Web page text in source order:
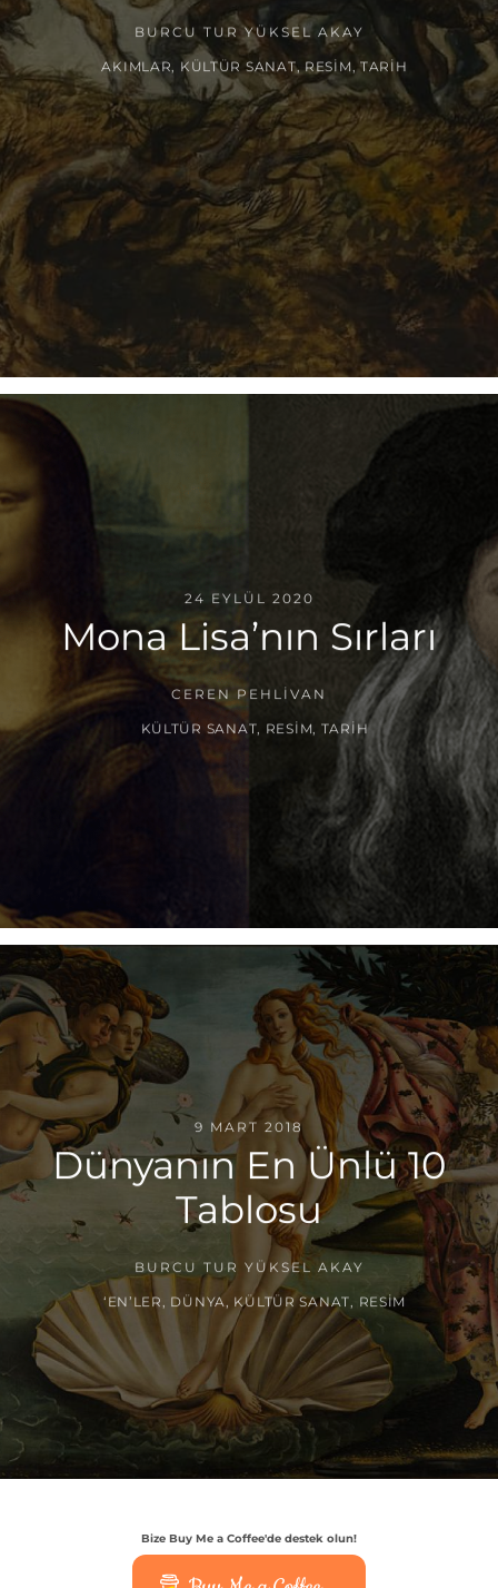
BURCU TUR YÜKSEL AKAY
AKIMLAR, KÜLTÜR SANAT, RESIM ,TARIH
24 EYLÜL 2020
Mona Lisa’nın Sırları
CEREN PEHLIVAN
KÜLTÜR SANAT RESIM TARIH
9 MART 2018
Dünyanın En Ünlü 10
Tablosu
BURCU TUR YÜKSEL AKAY
‘EN’LER DÜNYA KÜLTÜR SANAT RESIM
Bize Buy Me a Coffee'de destek olun!